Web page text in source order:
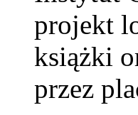
projekt
książki
przez